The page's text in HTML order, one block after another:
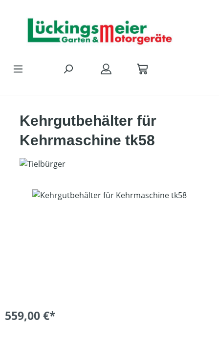
Kehrgutbehälter für
Kehrmaschine tk58
Bildergalerie überspringen
559,00 €*